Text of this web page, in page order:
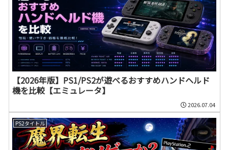
【2026年版】PS1/PS2が遊べるおすすめハンドヘルド
機を比較【エミュレータ】
2026.07.04
PS2タイトル